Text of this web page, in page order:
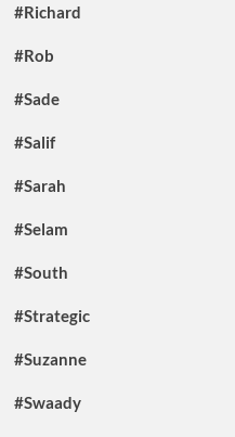
#Richard
#Rob
#Sade
#Salif
#Sarah
#Selam
#South
#Strategic
#Suzanne
#Swaady